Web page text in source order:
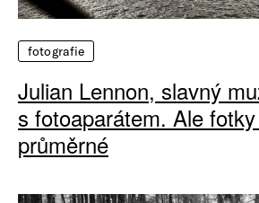
fotografie
Julian Lennon, slavný
s fotoaparátem. Ale
průměrné